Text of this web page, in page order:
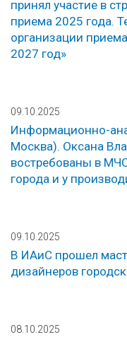
принял участие в
приема 2025 года.
организации
2027 год»
09.10.2025
Информационно-
Москва). Оксана
востребованы в
города и у
09.10.2025
В ИАиС прошел
дизайнеров
08.10.2025